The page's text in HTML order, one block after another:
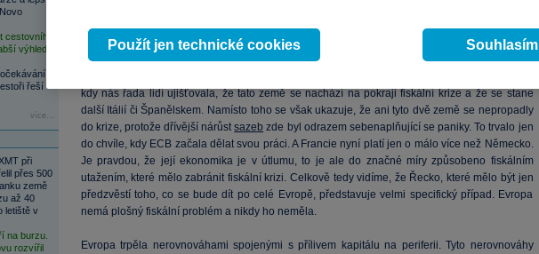
cestovního
výhled
řeší
více...
při
přes 500
země
až 40
letiště v
na burzu.
rozvířil
(inflace pro následujících pět let implikovaná současnými výnosy dluhopisů se nyní pohybuje
asi na 0,7 %). Mě ale zaujala hlavně situace ve Francii.
kdy nás řada lidí ujišťovala, že tato země se nachází na pokraji fiskální krize a že se stane
další Itálií či Španělskem. Namísto toho se však ukazuje, že ani tyto dvě země se nepropadly
do krize, protože dřívější nárůstsazeb zde byl odrazem sebenaplňující se paniky. To trvalo jen
do chvíle, kdy ECB začala dělat svou práci. A Francie nyní platí jen o málo více než Německo.
Je pravdou, že její ekonomika je v útlumu, to je ale do značné míry způsobeno fiskálním
utažením, které mělo zabránit fiskální krizi. Celkově tedy vidíme, že Řecko, které mělo být jen
předzvěstí toho, co se bude dít po celé Evropě, představuje velmi specifický případ. Evropa
nemá plošný fiskální problém a nikdy ho neměla.
Evropa trpěla nerovnováhami spojenými s přílivem kapitálu na periferii. Tyto nerovnováhy
Použít jen technické cookies Souhlasím